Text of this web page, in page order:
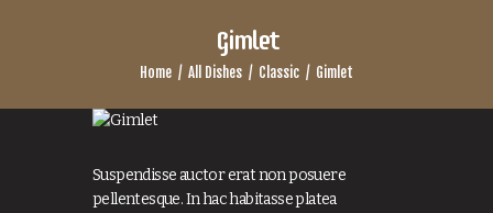
Gimlet
Home All Dishes Classic Gimlet
Suspendisse auctor erat non posuere
pellentesque. In hac habitasse platea